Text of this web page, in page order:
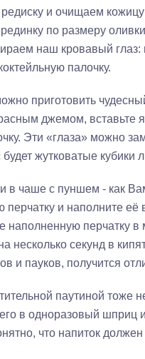
и очищаем
по размеру
наш кровавый глаз:
палочку.
приготовить
джемом, вставьте
Эти «глаза» можно
жутковатые кубики
в чаше с пуншем - как
и наполните
наполненную перчатку в
несколько секунд в
и пауков, получится
паутиной тоже
в одноразовый шприц
что напиток